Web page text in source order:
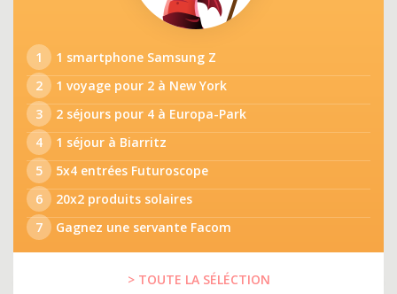
1
1 smartphone Samsung Z
2
1 voyage pour 2 à New York
3
2 séjours pour 4 à Europa-Park
4
1 séjour à Biarritz
5
5x4 entrées Futuroscope
6
20x2 produits solaires
7
Gagnez une servante Facom
> TOUTE LA SÉLÉCTION